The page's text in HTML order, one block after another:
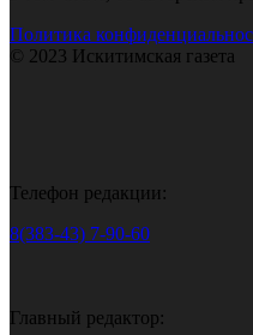
Политика
© 2023 Искитимская газета
Телефон редакции:
8(383-43) 7-90-60
Главный редактор: